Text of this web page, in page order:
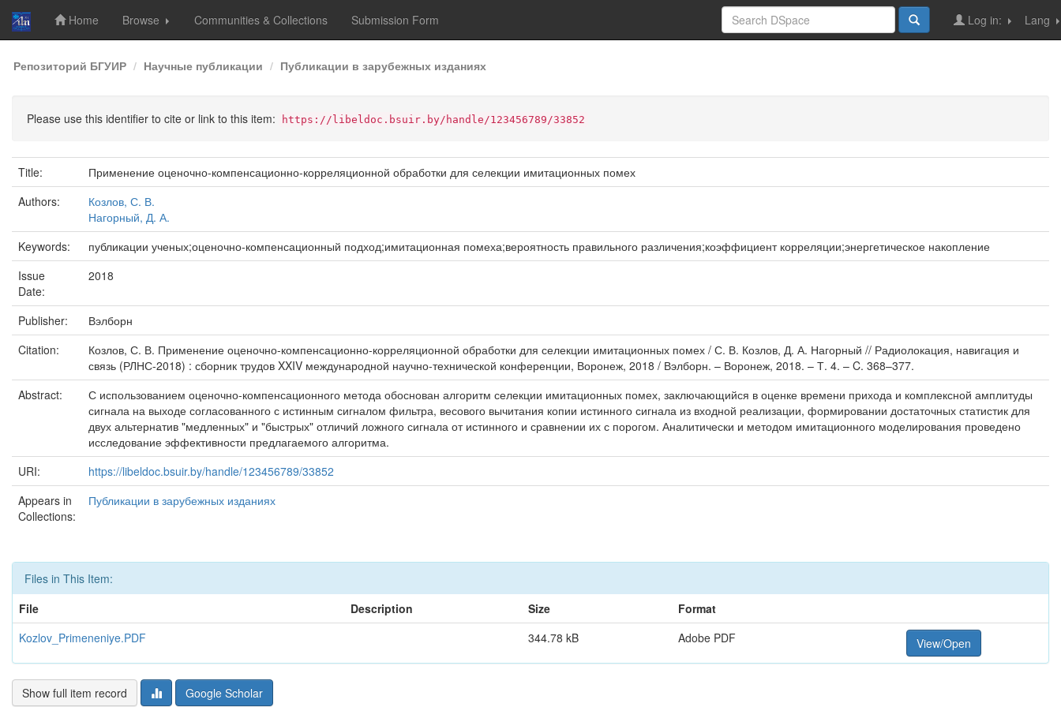
Skip
navigation
Home Browse Communities & Collections Submission Form Lang
Log in:
Репозиторий БГУИР Научные публикации Публикации в зарубежных изданиях
Please use this identifier to cite or link to this item: https://libeldoc.bsuir.by/handle/123456789/33852
Title:
Применение оценочно-компенсационно-корреляционной обработки для селекции имитационных помех
Authors:
Козлов, С. В.
Нагорный, Д. А.
Keywords:
публикации ученых;оценочно-компенсационный подход;имитационная помеха;вероятность правильного различения;коэффициент корреляции;энергетическое накопление
Issue
Date:
2018
Publisher:
Вэлборн
Citation:
Козлов, С. В. Применение оценочно-компенсационно-корреляционной обработки для селекции имитационных помех / С. В. Козлов, Д. А. Нагорный // Радиолокация, навигация и
связь (РЛНС-2018) : сборник трудов XXIV международной научно-технической конференции, Воронеж, 2018 / Вэлборн. – Воронеж, 2018. – Т. 4. – C. 368–377.
Abstract:
С использованием оценочно-компенсационного метода обоснован алгоритм селекции имитационных помех, заключающийся в оценке времени прихода и комплексной амплитуды
сигнала на выходе согласованного с истинным сигналом фильтра, весового вычитания копии истинного сигнала из входной реализации, формировании достаточных статистик для
двух альтернатив "медленных" и "быстрых" отличий ложного сигнала от истинного и сравнении их с порогом. Аналитически и методом имитационного моделирования проведено
исследование эффективности предлагаемого алгоритма.
URI:
https://libeldoc.bsuir.by/handle/123456789/33852
Appears in
Collections:
Публикации в зарубежных изданиях
Files in This Item:
File
Description Size
Format
Kozlov_Primeneniye.PDF
344.78 kB Adobe PDF View/Open
Show full item record Google Scholar